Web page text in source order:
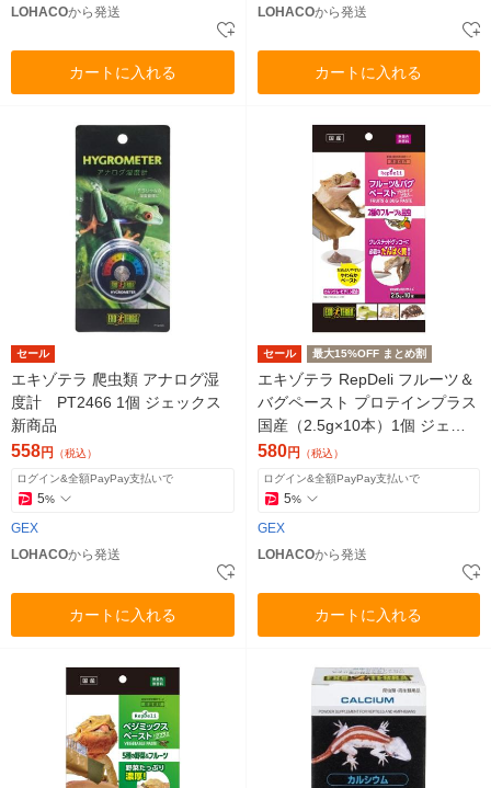
LOHACOから発送
カートに入れる
LOHACOから発送
カートに入れる
セール
エキゾテラ 爬虫類 アナログ湿
度計 PT2466 1個 ジェックス
新商品
558円 （税込）
ログイン&全額PayPay支払いで
5%
GEX
LOHACOから発送
カートに入れる
セール 最大15%OFF まとめ割
エキゾテラ RepDeli フルーツ＆
バグペースト プロテインプラス
国産（2.5g×10本）1個 ジェッ
クス 爬虫類用 餌
580円 （税込）
ログイン&全額PayPay支払いで
5%
GEX
LOHACOから発送
カートに入れる